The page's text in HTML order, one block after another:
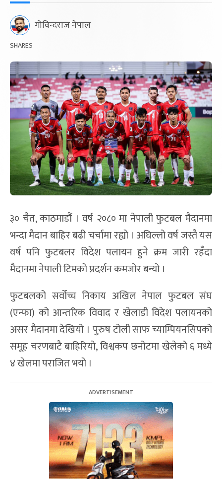
गोविन्दराज नेपाल
SHARES
३० चैत, काठमाडौं । वर्ष २०८० मा नेपाली फुटबल मैदानमा
भन्दा मैदान बाहिर बढी चर्चामा रह्यो । अघिल्लो वर्ष जस्तै यस
वर्ष पनि फुटबलर विदेश पलायन हुने क्रम जारी रहँदा
मैदानमा नेपाली टिमको प्रदर्शन कमजोर बन्यो ।
फुटबलको सर्वोच्च निकाय अखिल नेपाल फुटबल संघ
(एन्फा) को आन्तरिक विवाद र खेलाडी विदेश पलायनको
असर मैदानमा देखियो । पुरुष टोली साफ च्याम्पियनसिपको
समूह चरणबाटै बाहिरियाे, विश्वकप छनोटमा खेलेको ६ मध्ये
४ खेलमा पराजित भयो ।